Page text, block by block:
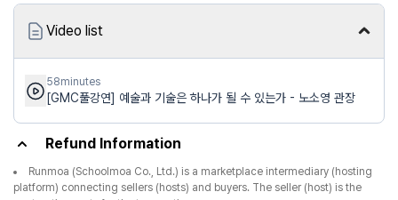
Video list
58minutes
[GMC풀강연] 예술과 기술은 하나가 될 수 있는가 - 노소영 관장
Refund Information
Runmoa (Schoolmoa Co., Ltd.) is a marketplace intermediary (hosting
platform) connecting sellers (hosts) and buyers. The seller (host) is the